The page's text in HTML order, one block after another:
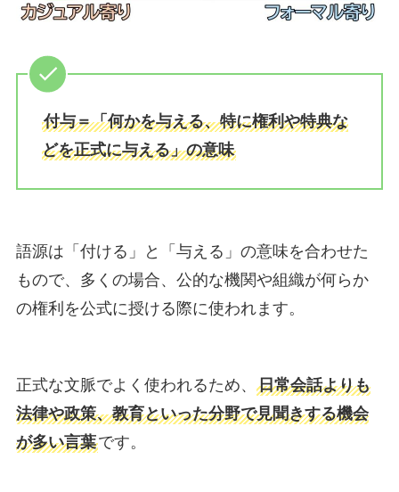
付与＝「何かを与える、特に権利や特典な
どを正式に与える」の意味
語源は「付ける」と「与える」の意味を合わせた
もので、多くの場合、公的な機関や組織が何らか
の権利を公式に授ける際に使われます。
正式な文脈でよく使われるため、 日常会話よりも
法律や政策、教育といった分野で見聞きする機会
が多い言葉です。